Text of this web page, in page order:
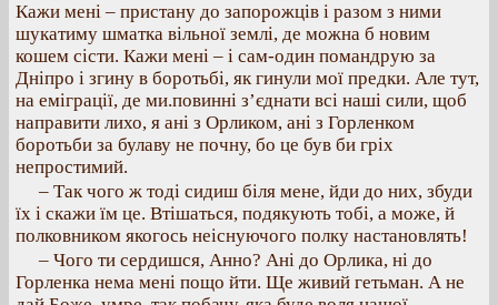
Кажи мені – пристану до запорожців і разом з ними
шукатиму шматка вільної землі, де можна б новим
кошем сісти. Кажи мені – і сам-один помандрую за
Дніпро і згину в боротьбі, як гинули мої предки. Але тут,
на еміграції, де ми.повинні з’єднати всі наші сили, щоб
направити лихо, я ані з Орликом, ані з Горленком
боротьби за булаву не почну, бо це був би гріх
непростимий.
– Так чого ж тоді сидиш біля мене, йди до них, збуди
їх і скажи їм це. Втішаться, подякують тобі, а може, й
полковником якогось неіснуючого полку настановлять!
– Чого ти сердишся, Анно? Ані до Орлика, ні до
Горленка нема мені пощо йти. Ще живий гетьман. А не